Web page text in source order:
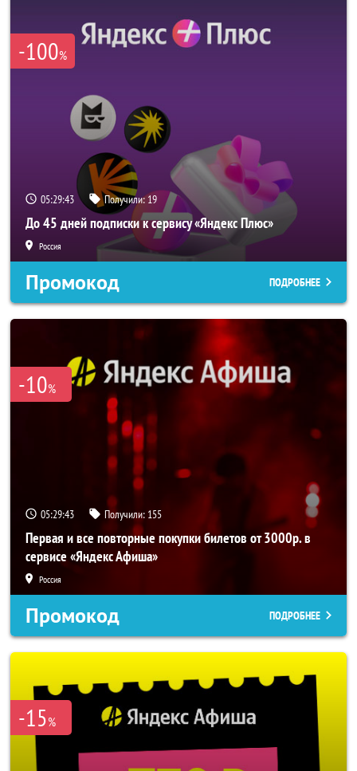
-100%
05:29:42 Получили:19
До 45 дней подписки к сервису «Яндекс Плюс»
Россия
Промокод ПОДРОБНЕЕ
-10%
05:29:42 Получили: 155
Первая и все повторные покупки билетов от 3000р. в
сервисе «Яндекс Афиша»
Россия
Промокод ПОДРОБНЕЕ
-15%